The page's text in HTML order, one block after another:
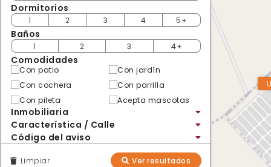
Dormitorios
1 2 3 4 5+
Baños
1 2 3 4+
Comodidades
Con patio
Con jardín
Con cochera
Con parrilla
Con pileta
Acepta mascotas
Inmobiliaria
Característica / Calle
Código del aviso
Limpiar Ver resultados